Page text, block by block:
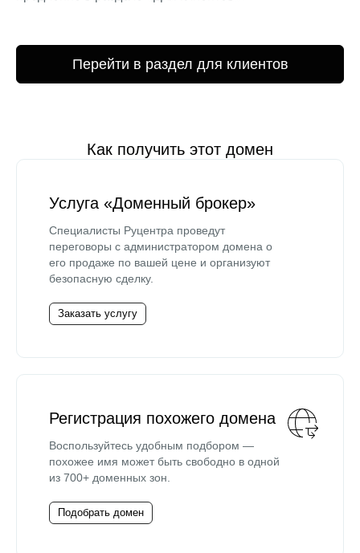
Перейти в раздел для клиентов
Как получить этот домен
Услуга «Доменный брокер»
Специалисты Руцентра проведут
переговоры с администратором домена о
его продаже по вашей цене и организуют
безопасную сделку.
Заказать услугу
Регистрация похожего домена
Воспользуйтесь удобным подбором —
похожее имя может быть свободно в одной
из 700+ доменных зон.
Подобрать домен